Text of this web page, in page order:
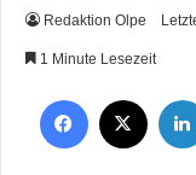
Redaktion Olpe
1 Minute Lesezeit